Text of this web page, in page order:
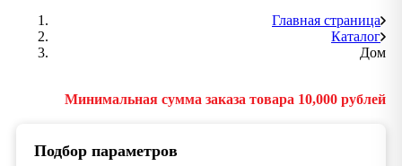
Главная страница
Каталог
Дом
Минимальная сумма заказа товара 10,000 рублей
Подбор параметров